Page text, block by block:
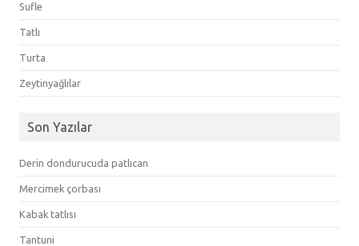
Sufle
Tatlı
Turta
Zeytinyağlılar
Son Yazılar
Derin dondurucuda patlıcan
Mercimek çorbası
Kabak tatlısı
Tantuni